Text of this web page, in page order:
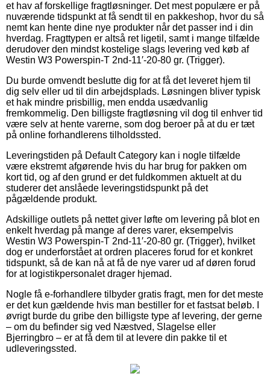
et hav af forskellige fragtløsninger. Det mest populære er på
nuværende tidspunkt at få sendt til en pakkeshop, hvor du så
nemt kan hente dine nye produkter når det passer ind i din
hverdag. Fragttypen er altså ret ligetil, samt i mange tilfælde
derudover den mindst kostelige slags levering ved køb af
Westin W3 Powerspin-T 2nd-11′-20-80 gr. (Trigger).
Du burde omvendt beslutte dig for at få det leveret hjem til
dig selv eller ud til din arbejdsplads. Løsningen bliver typisk
et hak mindre prisbillig, men endda usædvanlig
fremkommelig. Den billigste fragtløsning vil dog til enhver tid
være selv at hente varerne, som dog beroer på at du er tæt
på online forhandlerens tilholdssted.
Leveringstiden på Default Category kan i nogle tilfælde
være ekstremt afgørende hvis du har brug for pakken om
kort tid, og af den grund er det fuldkommen aktuelt at du
studerer det anslåede leveringstidspunkt på det
pågældende produkt.
Adskillige outlets på nettet giver løfte om levering på blot en
enkelt hverdag på mange af deres varer, eksempelvis
Westin W3 Powerspin-T 2nd-11′-20-80 gr. (Trigger), hvilket
dog er underforstået at ordren placeres forud for et konkret
tidspunkt, så de kan nå at få de nye varer ud af døren forud
for at logistikpersonalet drager hjemad.
Nogle få e-forhandlere tilbyder gratis fragt, men for det meste
er det kun gældende hvis man bestiller for et fastsat beløb. I
øvrigt burde du gribe den billigste type af levering, der gerne
– om du befinder sig ved Næstved, Slagelse eller
Bjerringbro – er at få dem til at levere din pakke til et
udleveringssted.